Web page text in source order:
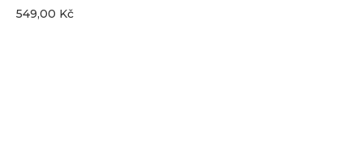
549,00 Kč